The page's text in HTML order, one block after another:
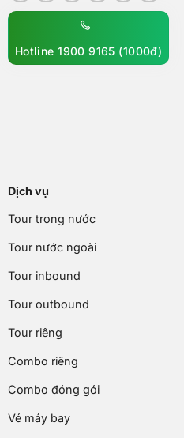
Hotline 1900 9165 (1000đ)
Dịch vụ
Tour trong nước
Tour nước ngoài
Tour inbound
Tour outbound
Tour riêng
Combo riêng
Combo đóng gói
Vé máy bay